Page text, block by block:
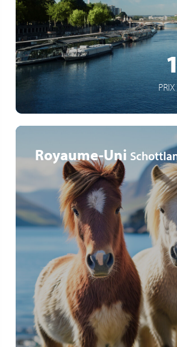
Schiff mit
EN SAVOIR +
Royaume-Uni
Naturwunder Islands
Sommer im Hohen
Shetland-Insels
EN SAVOIR +